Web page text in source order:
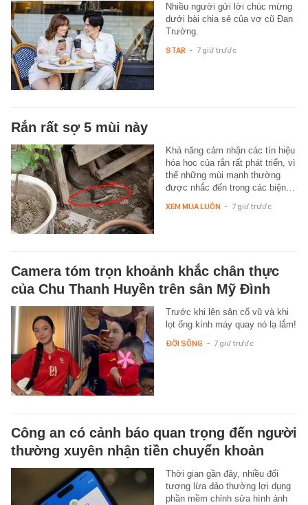
Nhiều người gửi lời chúc mừng
dưới bài chia sẻ của vợ cũ Đan
Trường.
STAR - 7 giờ trước
Rắn rất sợ 5 mùi này
Khả năng cảm nhận các tín hiệu
hóa học của rắn rất phát triển, vì
thế những mùi mạnh thường
được nhắc đến trong các biện…
XEM MUA LUÔN - 7 giờ trước
Camera tóm trọn khoảnh khắc chân thực
của Chu Thanh Huyền trên sân Mỹ Đình
Trước khi lên sân cổ vũ và khi
lọt ống kính máy quay nó lạ lắm!
ĐỜI SỐNG - 7 giờ trước
Công an có cảnh báo quan trọng đến người
thường xuyên nhận tiền chuyển khoản
Thời gian gần đây, nhiều đối
tượng lừa đảo thường lợi dụng
phần mềm chỉnh sửa hình ảnh